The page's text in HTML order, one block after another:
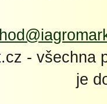
- všechna
je